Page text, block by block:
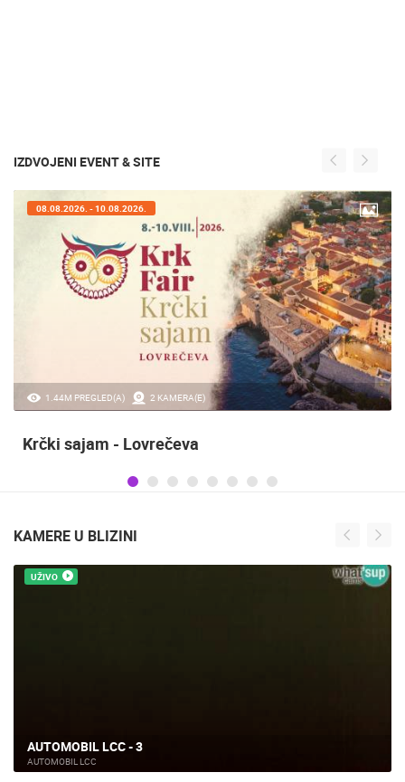
IZDVOJENI EVENT & SITE
1.44M PREGLED(A) 2 KAMERA(E)
08.08.2026. - 10.08.2026.
Krčki sajam - Lovrečeva
KAMERE U BLIZINI
UŽIVO
AUTOMOBIL LCC - 3
AUTOMOBIL LCC